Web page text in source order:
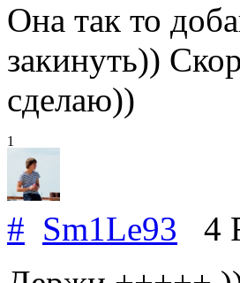
Она так то
закинуть))
сделаю))
1
# Sm1Le93 4